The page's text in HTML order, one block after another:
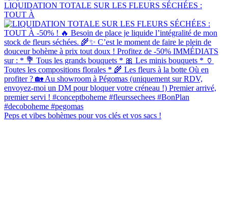
LIQUIDATION TOTALE SUR LES FLEURS SÉCHÉES :
TOUT À
Peps et vibes bohèmes pour vos clés et vos sacs !